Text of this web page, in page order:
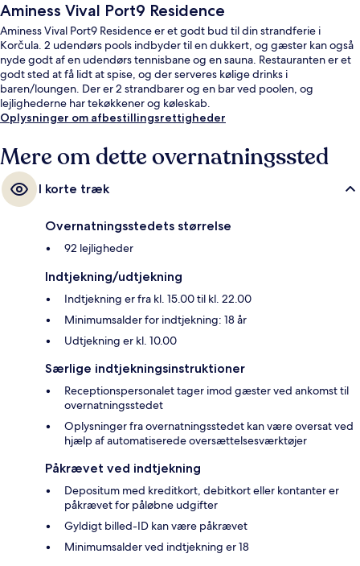
Aminess Vival Port9 Residence
Aminess Vival Port9 Residence er et godt bud til din strandferie i
Korčula. 2 udendørs pools indbyder til en dukkert, og gæster kan også
nyde godt af en udendørs tennisbane og en sauna. Restauranten er et
godt sted at få lidt at spise, og der serveres kølige drinks i
baren/loungen. Der er 2 strandbarer og en bar ved poolen, og
lejlighederne har tekøkkener og køleskab.
Oplysninger om afbestillingsrettigheder
Mere om dette overnatningssted
I korte træk
Overnatningsstedets størrelse
92 lejligheder
Indtjekning/udtjekning
Indtjekning er fra kl. 15.00 til kl. 22.00
Minimumsalder for indtjekning: 18 år
Udtjekning er kl. 10.00
Særlige indtjekningsinstruktioner
Receptionspersonalet tager imod gæster ved ankomst til
overnatningsstedet
Oplysninger fra overnatningsstedet kan være oversat ved
hjælp af automatiserede oversættelsesværktøjer
Påkrævet ved indtjekning
Depositum med kreditkort, debitkort eller kontanter er
påkrævet for påløbne udgifter
Gyldigt billed-ID kan være påkrævet
Minimumsalder ved indtjekning er 18